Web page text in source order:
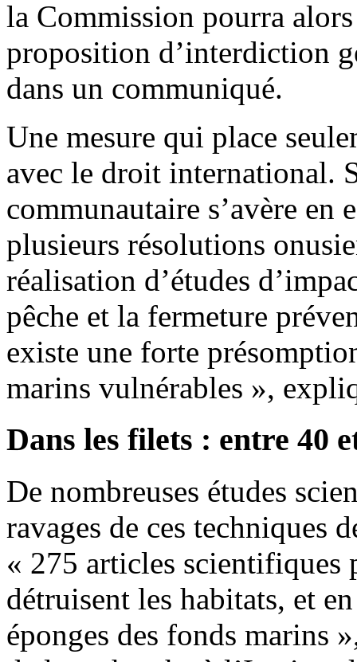
la Commission pourra
proposition d’interdiction
dans un communiqué.
Une mesure qui place
avec le droit international.
communautaire s’avère en
plusieurs résolutions
réalisation d’études
pêche et la fermeture
existe une forte
marins vulnérables »,
Dans les filets : entre 40
De nombreuses études
ravages de ces techniques
« 275 articles scientifiques
détruisent les habitats, et
éponges des fonds marins